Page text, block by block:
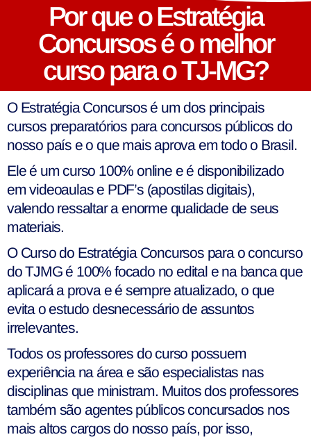
Por que o Estratégia
Concursos é o melhor
curso para o TJ-MG?
O Estratégia Concursos é um dos principais
cursos preparatórios para concursos públicos do
nosso país e o que mais aprova em todo o Brasil.
Ele é um curso 100% online e é disponibilizado
em videoaulas e PDF’s (apostilas digitais),
valendo ressaltar a enorme qualidade de seus
materiais.
O Curso do Estratégia Concursos para o concurso
do TJMG é 100% focado no edital e na banca que
aplicará a prova e é sempre atualizado, o que
evita o estudo desnecessário de assuntos
irrelevantes.
Todos os professores do curso possuem
experiência na área e são especialistas nas
disciplinas que ministram. Muitos dos professores
também são agentes públicos concursados nos
mais altos cargos do nosso país, por isso,